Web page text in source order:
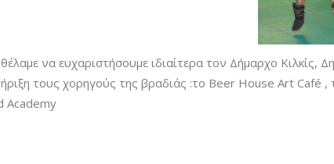
να ευχαριστήσουμε ιδιαίτερα τον Δήμαρχο Κιλκίς,
τους χορηγούς της βραδιάς :το Beer House Art Café
Academy